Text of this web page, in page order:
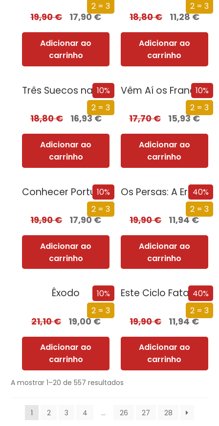
2 = 3
19,90€ 17,90€
Adicionar ao
carrinho
2 = 3
18,80€ 11,28€
Adicionar ao
carrinho
10%
2 = 3
Três Suecos na Montanha
18,80€ 16,93€
Adicionar ao
carrinho
10%
2 = 3
Vêm Aí os Franceses
17,70€ 15,93€
Adicionar ao
carrinho
10%
2 = 3
Conhecer Portugal a Pé
19,90€ 17,90€
Adicionar ao
carrinho
40%
2 = 3
Os Persas: A Era dos Grandes Reis
19,90€ 11,94€
Adicionar ao
carrinho
10%
2 = 3
Êxodo
21,10€ 19,00€
Adicionar ao
carrinho
40%
2 = 3
Este Ciclo Fatal: Uma História da Morte
19,90€ 11,94€
Adicionar ao
carrinho
A mostrar 1–20 de 557 resultados
1 2 3 4 … 26 27 28